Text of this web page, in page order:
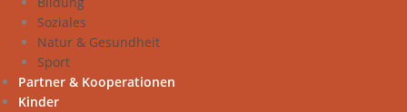
Soziales
Natur & Gesundheit
Sport
Partner & Kooperationen
Kinder